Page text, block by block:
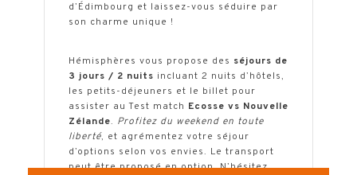
d’Édimbourg et laissez-vous séduire par
son charme unique !
Hémisphères vous propose des séjours de
3 jours / 2 nuits incluant 2 nuits d’hôtels,
les petits-déjeuners et le billet pour
assister au Test match Ecosse vs Nouvelle
Zélande. Profitez du weekend en toute
liberté, et agrémentez votre séjour
d’options selon vos envies. Le transport
peut être proposé en option. N’hésitez